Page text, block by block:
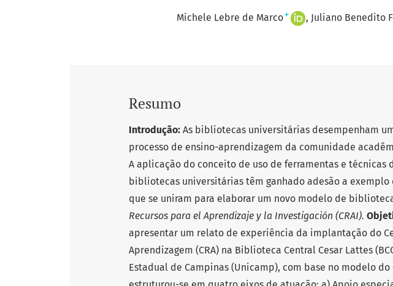
Michele Lebre de Marco+ Juliano Benedito
Resumo
Introdução: As bibliotecas universitárias desempenham
processo de ensino-aprendizagem da comunidade
A aplicação do conceito de uso de ferramentas e técnicas
bibliotecas universitárias têm ganhado adesão a
que se uniram para elaborar um novo modelo de
Recursos para el Aprendizaje y la Investigación (CRAI).
apresentar um relato de experiência da implantação do
Aprendizagem (CRA) na Biblioteca Central Cesar Lattes
Estadual de Campinas (Unicamp), com base no modelo do